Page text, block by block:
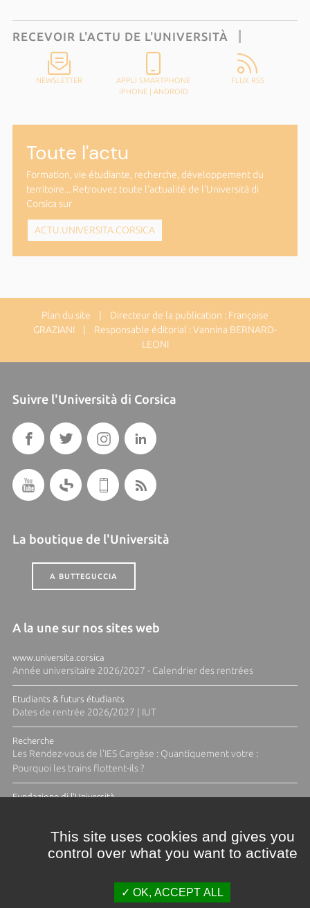
RECEVOIR L'ACTU DE L'UNIVERSITÀ
NEWSLETTER
APPLI SMARTPHONE
IPHONE| ANDROID
FLUX RSS
Toute l'actu
Formation, vie étudiante, recherche, développement du
territoire... Retrouvez toute l'actualité de l'Università di
Corsica sur
ACTU.UNIVERSITA.CORSICA
Plan du site | Directeur de la publication : Françoise
GRAZIANI | Responsable éditorial : Vannina BERNARD-
LEONI
Suivre l'Università di Corsica
La boutique de l'Università
A BUTTEGUCCIA
A la une sur nos sites web
www.universita.corsica
Année universitaire 2026/2027 - Calendrier des rentrées
Etudiants & futurs étudiants
Dates de rentrée 2026/2027 | IUT
Recherche
Les Rendez-vous de l'IES Cargèse : Quantiquement votre :
Pourquoi les trains flottent-ils ?
Fundazione di l'Università
This site uses cookies and gives you
control over what you want to activate
OK, ACCEPT ALL